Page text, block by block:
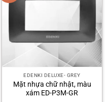
EDENKI DELUXE- GREY
Mặt nhựa chữ nhật, màu
xám ED-P3M-GR